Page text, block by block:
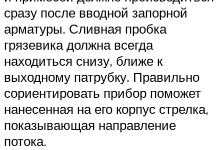
сразу после вводной запорной
арматуры. Сливная пробка
грязевика должна всегда
находиться снизу, ближе к
выходному патрубку. Правильно
сориентировать прибор поможет
нанесенная на его корпус стрелка,
показывающая направление
потока.